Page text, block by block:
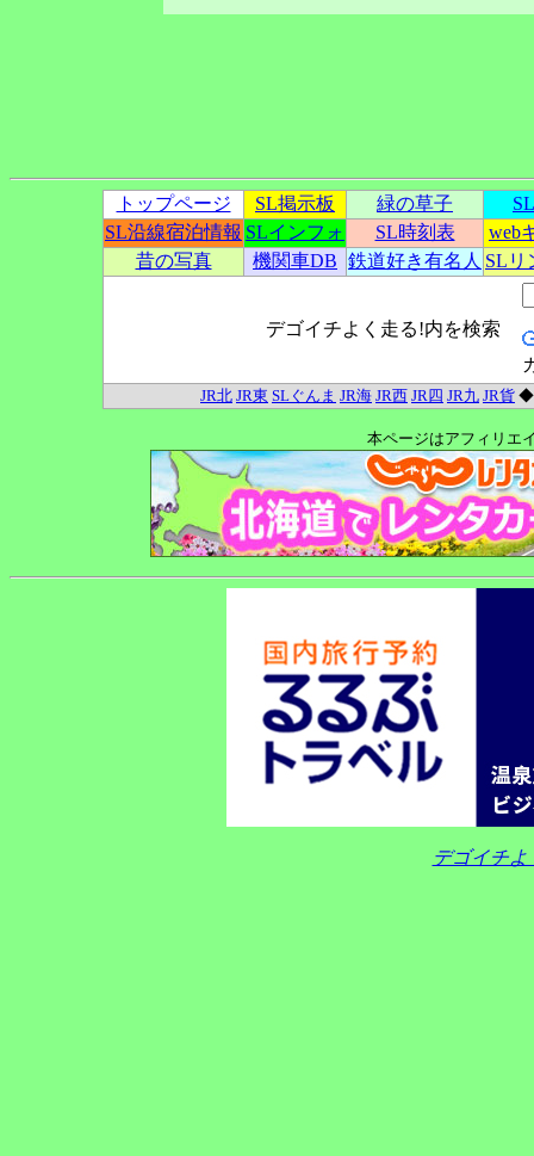
トップページ SL掲示板 緑の草子
SL沿線宿泊情報 SLインフォ SL時刻表
web
昔の写真
機関車DB 鉄道好き有名人 SLリ
デゴイチよく走る!内を検索
JR北 JR東 SLぐんま JR海 JR西 JR四 JR九 JR貨
本ページはアフィリエ
デゴイチよ